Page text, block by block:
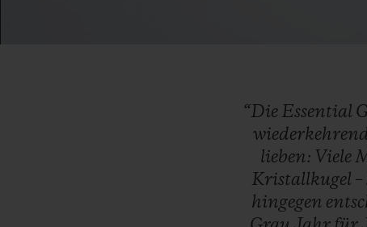
“Die Essential
lieben: Viele
Kristallkugel –
hingegen